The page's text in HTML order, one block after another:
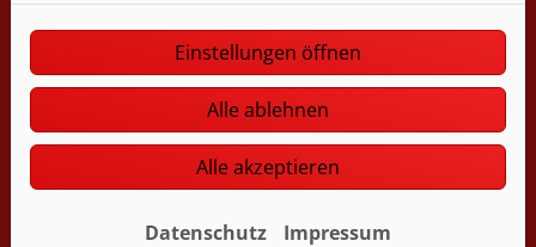
Bessemerstraße 8
21339 Lüneburg
Telefonisch erreichbar unter:
04131 31038
Telefax: 04131 3103 0
E-Mail:info@lueneburger-haustechnik.de
Einstellungen öffnen
Alle ablehnen
Alle akzeptieren
Datenschutz Impressum